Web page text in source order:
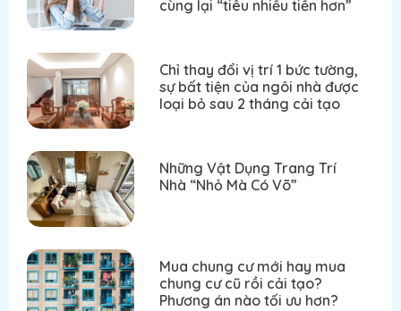
cùng lại “tiêu nhiều tiền hơn”
Chỉ thay đổi vị trí 1 bức tường,
sự bất tiện của ngôi nhà được
loại bỏ sau 2 tháng cải tạo
Những Vật Dụng Trang Trí
Nhà “Nhỏ Mà Có Võ”
Mua chung cư mới hay mua
chung cư cũ rồi cải tạo?
Phương án nào tối ưu hơn?